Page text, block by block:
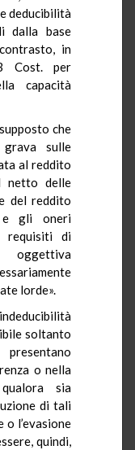
deducibilità
dalla base
in
Cost. per
capacità
che
sulle
al reddito
netto delle
del reddito
e gli oneri
requisiti di
oggettiva
lorde».
soltanto
o nella
sia
di tali
o l’evasione
quindi,